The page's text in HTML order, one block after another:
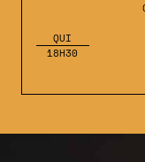
QUI
18H30